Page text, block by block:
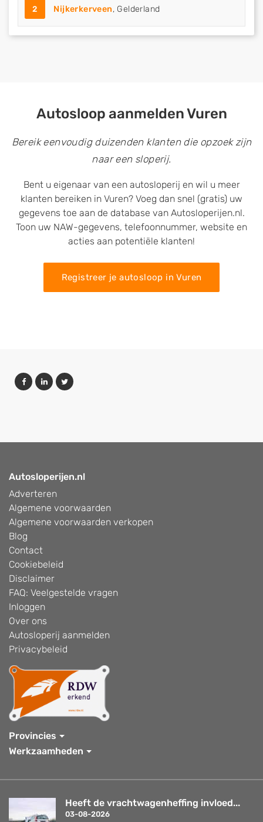
2 Nijkerkerveen, Gelderland
Autosloop aanmelden Vuren
Bereik eenvoudig duizenden klanten die opzoek zijn
naar een sloperij.
Bent u eigenaar van een autosloperij en wil u meer
klanten bereiken in Vuren? Voeg dan snel (gratis) uw
gegevens toe aan de database van Autosloperijen.nl.
Toon uw NAW-gegevens, telefoonnummer, website en
acties aan potentiële klanten!
Registreer je autosloop in Vuren
Autosloperijen.nl
Adverteren
Algemene voorwaarden
Algemene voorwaarden verkopen
Blog
Contact
Cookiebeleid
Disclaimer
FAQ: Veelgestelde vragen
Inloggen
Over ons
Autosloperij aanmelden
Privacybeleid
Provincies
Werkzaamheden
Heeft de vrachtwagenheffing invloed...
03-08-2026